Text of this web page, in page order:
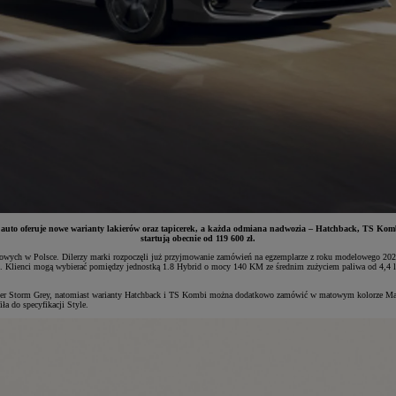
oferuje nowe warianty lakierów oraz tapicerek, a każda odmiana nadwozia – Hatchback, TS
startują obecnie od 119 600 zł.
w Polsce. Dilerzy marki rozpoczęli już przyjmowanie zamówień na egzemplarze z roku modelowego
Klienci mogą wybierać pomiędzy jednostką 1.8 Hybrid o mocy 140 KM ze średnim zużyciem paliwa od
Grey, natomiast warianty Hatchback i TS Kombi można dodatkowo zamówić w matowym kolorze
do specyfikacji Style.